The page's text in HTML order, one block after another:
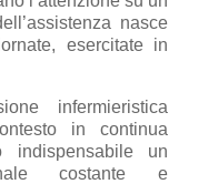
nasce
esercitate in
infermieristica
in continua
indispensabile un
costante e